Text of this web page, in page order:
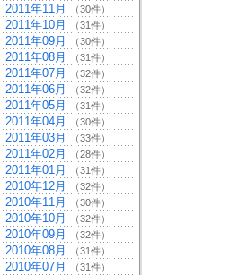
2011年11月 （30件）
2011年10月 （31件）
2011年09月 （30件）
2011年08月 （31件）
2011年07月 （32件）
2011年06月 （32件）
2011年05月 （31件）
2011年04月 （30件）
2011年03月 （33件）
2011年02月 （28件）
2011年01月 （31件）
2010年12月 （32件）
2010年11月 （30件）
2010年10月 （32件）
2010年09月 （32件）
2010年08月 （31件）
2010年07月 （31件）